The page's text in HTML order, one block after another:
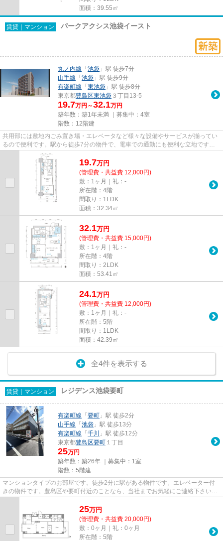
面積：39.55㎡
賃貸｜マンション パークアクシス池袋イースト
丸ノ内線 「 池袋 」駅 徒歩7分
山手線 「 池袋 」駅 徒歩9分
有楽町線 「 東池袋 」駅 徒歩8分
東京都豊島区東池袋 ３丁目13-5
19.7万円～32.1万円
築年数：築1年未満 ｜募集中： 4室
階数：12階建
共用部には敷地内ごみ置き場・エレベータなど様々な設備やサービスが揃ってい
るので便利です。駅から徒歩7分の物件で、電車での通勤にも便利な立地です。
設備や外観が充実しているマン...
19.7万円
(管理費・共益費 12,000円)
敷：1ヶ月｜礼：-
所在階：4階
間取り：1LDK
面積：32.34㎡
32.1万円
(管理費・共益費 15,000円)
敷：1ヶ月｜礼：-
所在階：4階
間取り：2LDK
面積：53.41㎡
24.1万円
(管理費・共益費 12,000円)
敷：1ヶ月｜礼：-
所在階：5階
間取り：1LDK
面積：42.39㎡
全4件を表示する
賃貸｜マンション レジデンス池袋要町
有楽町線 「 要町 」駅 徒歩2分
山手線 「 池袋 」駅 徒歩13分
有楽町線 「 千川
」駅 徒歩12分
東京都豊島区要町 １丁目
25万円
築年数：築26年 ｜募集中： 1室
階数：5階建
マンションタイプのお部屋です。徒歩2分に駅がある物件です。エレベーター付
きの物件です。豊島区や要町付近のことなら、当社までお気軽にご連絡下さい。
25万円
(管理費・共益費 20,000円)
敷：0ヶ月｜礼：0ヶ月
所在階：5階